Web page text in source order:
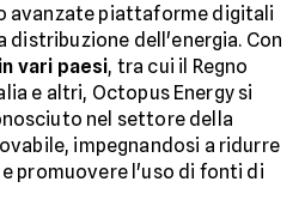
avanzate piattaforme digitali
distribuzione dell'energia. Con
vari paesi, tra cui il Regno
e altri, Octopus Energy si
nel settore della
impegnandosi a ridurre
promuovere l'uso di fonti di